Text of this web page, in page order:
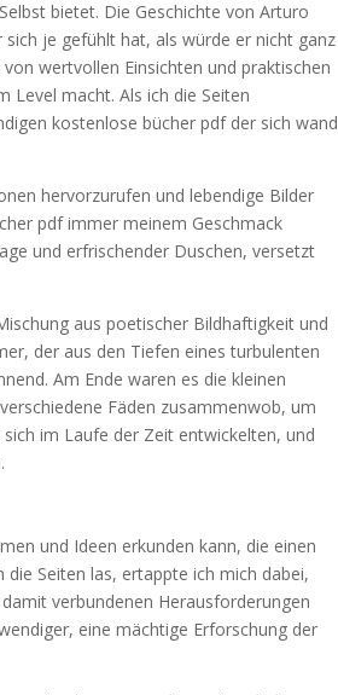
bietet. Die Geschichte von Arturo
je gefühlt hat, als würde er nicht ganz
wertvollen Einsichten und praktischen
Level macht. Als ich die Seiten
kostenlose bücher pdf der sich wand
hervorzurufen und lebendige Bilder
pdf immer meinem Geschmack
und erfrischender Duschen, versetzt
aus poetischer Bildhaftigkeit und
der aus den Tiefen eines turbulenten
Am Ende waren es die kleinen
Fäden zusammenwob, um
im Laufe der Zeit entwickelten, und
und Ideen erkunden kann, die einen
Seiten las, ertappte ich mich dabei,
verbundenen Herausforderungen
eine mächtige Erforschung der